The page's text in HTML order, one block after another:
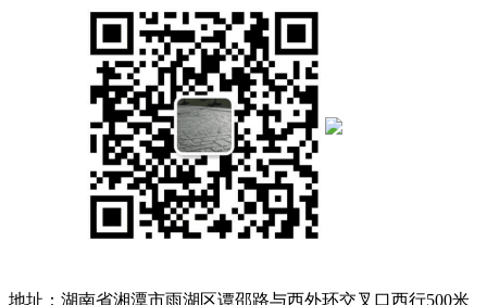
地址：湖南省湘潭市雨湖区谭邵路与西外环交叉口西行500米